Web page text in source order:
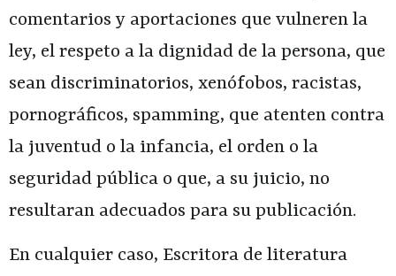
comentarios y aportaciones que vulneren la
ley, el respeto a la dignidad de la persona, que
sean discriminatorios, xenófobos, racistas,
pornográficos, spamming, que atenten contra
la juventud o la infancia, el orden o la
seguridad pública o que, a su juicio, no
resultaran adecuados para su publicación.
En cualquier caso, Escritora de literatura